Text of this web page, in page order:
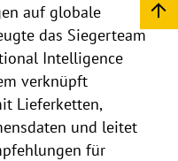
auf globale
das Siegerteam
Intelligence
verknüpft
Lieferketten,
und leitet
für